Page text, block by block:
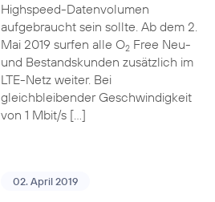
Highspeed-Datenvolumen
aufgebraucht sein sollte. Ab dem 2.
Mai 2019 surfen alle O2Free Neu-
und Bestandskunden zusätzlich im
LTE-Netz weiter. Bei
gleichbleibender Geschwindigkeit
von 1 Mbit/s […]
02. April 2019